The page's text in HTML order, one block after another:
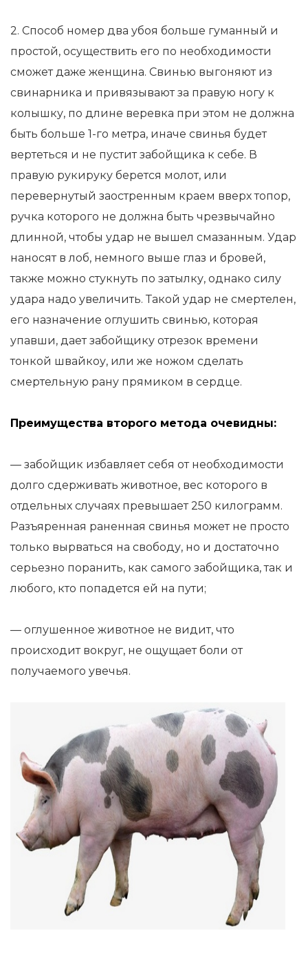
2. Способ номер два убоя больше гуманный и
простой, осуществить его по необходимости
сможет даже женщина. Свинью выгоняют из
свинарника и привязывают за правую ногу к
колышку, по длине веревка при этом не должна
быть больше 1-го метра, иначе свинья будет
вертеться и не пустит забойщика к себе. В
правую рукируку берется молот, или
перевернутый заостренным краем вверх топор,
ручка которого не должна быть чрезвычайно
длинной, чтобы удар не вышел смазанным. Удар
наносят в лоб, немного выше глаз и бровей,
также можно стукнуть по затылку, однако силу
удара надо увеличить. Такой удар не смертелен,
его назначение оглушить свинью, которая
упавши, дает забойщику отрезок времени
тонкой швайкоу, или же ножом сделать
смертельную рану прямиком в сердце.
Преимущества второго метода очевидны:
— забойщик избавляет себя от необходимости
долго сдерживать животное, вес которого в
отдельных случаях превышает 250 килограмм.
Разъяренная раненная свинья может не просто
только вырваться на свободу, но и достаточно
серьезно поранить, как самого забойщика, так и
любого, кто попадется ей на пути;
— оглушенное животное не видит, что
происходит вокруг, не ощущает боли от
получаемого увечья.